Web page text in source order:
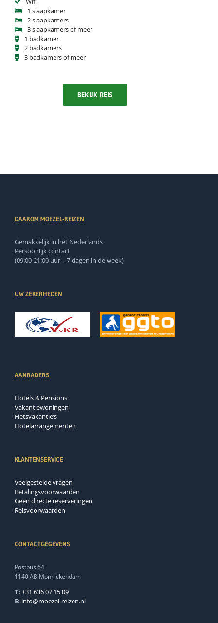
1 slaapkamer
2 slaapkamers
3 slaapkamers of meer
1 badkamer
2 badkamers
3 badkamers of meer
BEKIJK REIS
DAAROM MOEZEL-REIZEN
Gemakkelijk in het Nederlands
Persoonlijk contact
(09:00-21:00 uur – 7 dagen in de week)
UW ZEKERHEDEN
AANRADERS
Hotels & Pensions
Vakantiewoningen
Fietsvakantie’s
Hotelarrangementen
KLANTENSERVICE
Veelgestelde vragen
Betalingsvoorwaarden
Geen directe reserveringen
Reisvoorwaarden
CONTACTGEGEVENS
Postbus 64
1140 AB Monnickendam
T: +31 636 07 15 09
E: info@moezel-reizen.nl